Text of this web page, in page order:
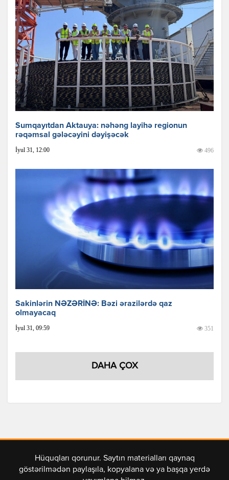
Sumqayıtdan Aktauya: nəhəng layihə regionun
rəqəmsal gələcəyini dəyişəcək
İyul 31, 12:00 496
Sakinlərin NƏZƏRİNƏ: Bəzi ərazilərdə qaz
olmayacaq
İyul 31, 09:59 351
DAHA ÇOX
Hüquqları qorunur. Saytın materialları qaynaq
göstərilmədən paylaşıla, kopyalana və ya başqa yerdə